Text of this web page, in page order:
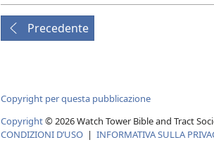
Precedente
Copyright per questa pubblicazione
Copyright© 2026 Watch Tower Bible and Tract
CONDIZIONI D’USO | INFORMATIVA SULLA